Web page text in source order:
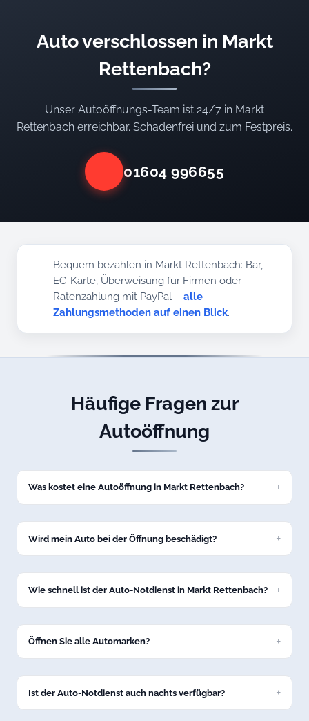
Auto verschlossen in Markt
Rettenbach?
Unser Autoöffnungs-Team ist 24/7 in Markt
Rettenbach erreichbar. Schadenfrei und zum Festpreis.
01604 996655
Bequem bezahlen in Markt Rettenbach: Bar,
EC-Karte, Überweisung für Firmen oder
Ratenzahlung mit PayPal –alle
Zahlungsmethoden auf einen Blick.
Häufige Fragen zur
Autoöffnung
Was kostet eine Autoöffnung in Markt Rettenbach?
Festpreis. Den genauen Preis nennen wir Ihnen am Telefon,
bevor wir nach Markt Rettenbach losfahren.
Wird mein Auto bei der Öffnung beschädigt?
schadenfrei mit professionellem Spezialwerkzeug. Keine
Kratzer, keine Dellen.
Wie schnell ist der Auto-Notdienst in Markt Rettenbach?
Markt Rettenbach bei Ihrem Fahrzeug.
Öffnen Sie alle Automarken?
Marken: VW, BMW, Mercedes, Audi, Opel, Ford, Toyota und
viele weitere.
Ist der Auto-Notdienst auch nachts verfügbar?